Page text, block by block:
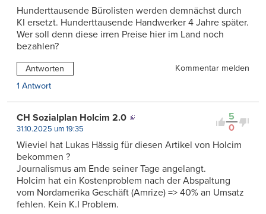
Hunderttausende Bürolisten werden demnächst durch
KI ersetzt. Hunderttausende Handwerker 4 Jahre später.
Wer soll denn diese irren Preise hier im Land noch
bezahlen?
Antworten
Kommentar melden
1 Antwort
5
0
CH Sozialplan Holcim 2.0
31.10.2025 um 19:35
Wieviel hat Lukas Hässig für diesen Artikel von Holcim
bekommen ?
Journalismus am Ende seiner Tage angelangt.
Holcim hat ein Kostenproblem nach der Abspaltung
vom Nordamerika Geschäft (Amrize) => 40% an Umsatz
fehlen. Kein K.I Problem.